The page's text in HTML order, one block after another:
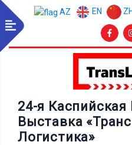
AZ EN ZH
24-я
Выставка
Логистика»